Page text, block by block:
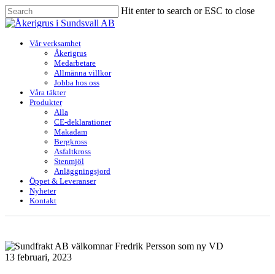
Skip
to
content
Hit enter to search or ESC to close
Close
Menu
Vår verksamhet
Åkerigrus
Medarbetare
Allmänna villkor
Jobba hos oss
Våra täkter
Produkter
Alla
CE-deklarationer
Makadam
Bergkross
Asfaltkross
Stenmjöl
Anläggningsjord
Öppet & Leveranser
Nyheter
Kontakt
13 februari, 2023